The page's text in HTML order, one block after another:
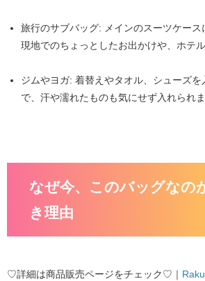
旅行のサブバッグ: メインのスーツケース
現地でのちょっとしたお出かけや、ホテ
ジムやヨガ: 着替えやタオル、シューズ
で、汗や濡れたものも気にせず入れられま
なぜ今、このバッグなの
き理由
♡詳細は商品販売ページをチェック♡｜